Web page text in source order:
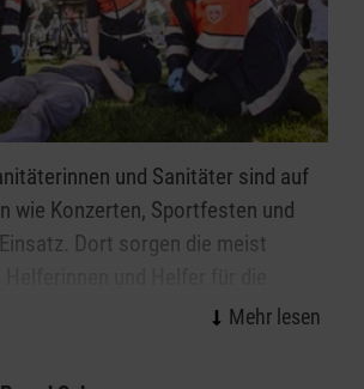
und Sanitäter sind auf
wie Konzerten, Sportfesten und
Dort sorgen die meist
von kleinen oder größeren